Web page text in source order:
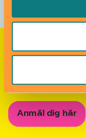
Nyhetsbrevet
Anmäl dig till vårt
koll på helgens
Anmäl dig här